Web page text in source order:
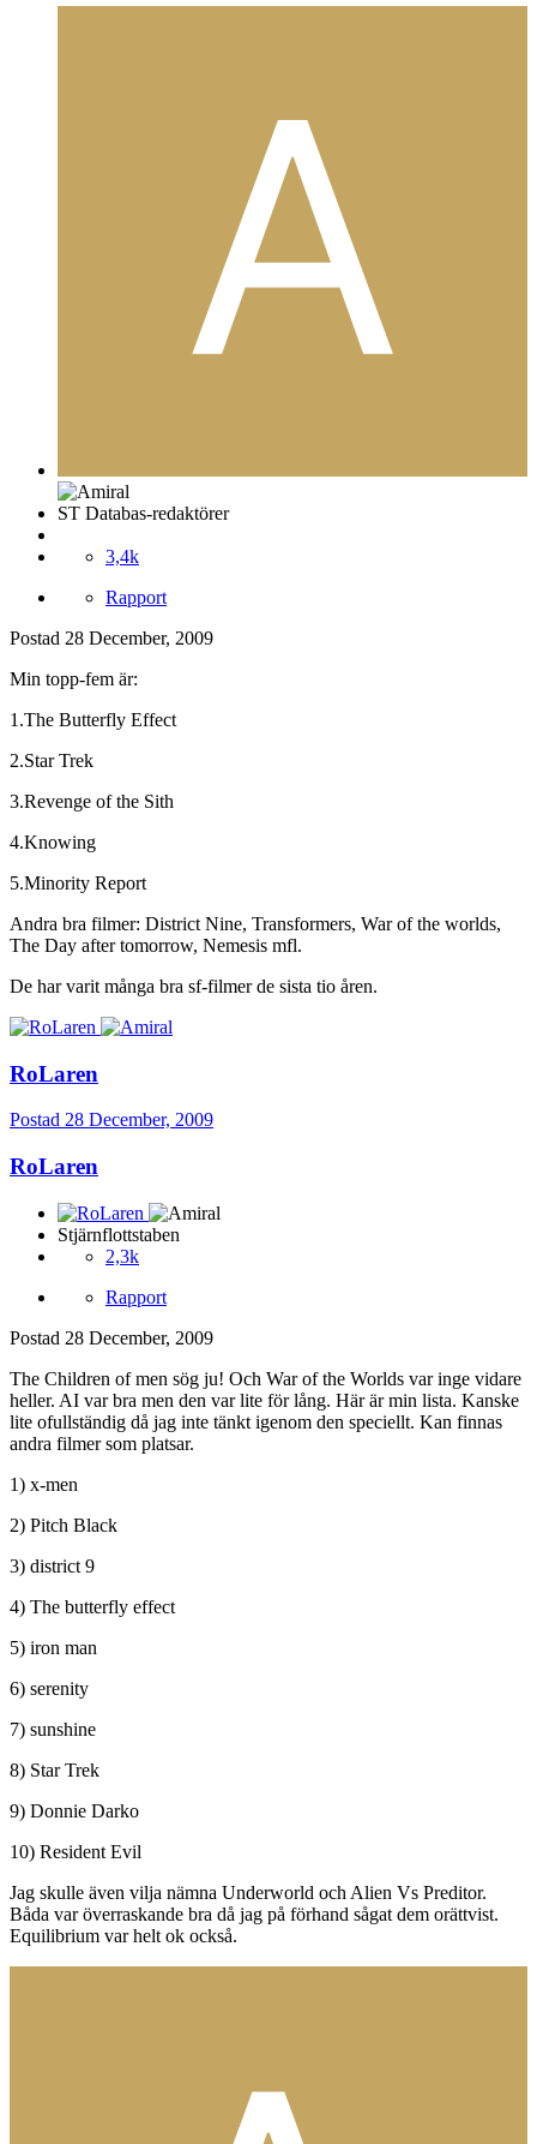
ST Databas-redaktörer
3,4k
Rapport
Postad 28 December, 2009
Min topp-fem är:
1.The Butterfly Effect
2.Star Trek
3.Revenge of the Sith
4.Knowing
5.Minority Report
Andra bra filmer: District Nine, Transformers, War of the worlds,
The Day after tomorrow, Nemesis mfl.
De har varit många bra sf-filmer de sista tio åren.
RoLaren
Postad 28 December, 2009
RoLaren
Stjärnflottstaben
2,3k
Rapport
Postad 28 December, 2009
The Children of men sög ju! Och War of the Worlds var inge vidare
heller. AI var bra men den var lite för lång. Här är min lista. Kanske
lite ofullständig då jag inte tänkt igenom den speciellt. Kan finnas
andra filmer som platsar.
1) x-men
2) Pitch Black
3) district 9
4) The butterfly effect
5) iron man
6) serenity
7) sunshine
8) Star Trek
9) Donnie Darko
10) Resident Evil
Jag skulle även vilja nämna Underworld och Alien Vs Preditor.
Båda var överraskande bra då jag på förhand sågat dem orättvist.
Equilibrium var helt ok också.